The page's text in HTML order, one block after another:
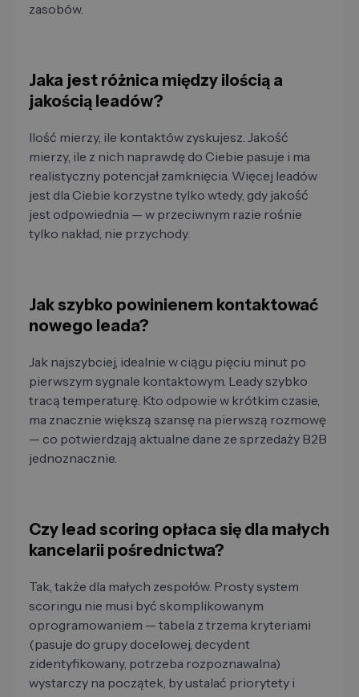
zasobów.
Jaka jest różnica między ilością a
jakością leadów?
Ilość mierzy, ile kontaktów zyskujesz. Jakość
mierzy, ile z nich naprawdę do Ciebie pasuje i ma
realistyczny potencjał zamknięcia. Więcej leadów
jest dla Ciebie korzystne tylko wtedy, gdy jakość
jest odpowiednia — w przeciwnym razie rośnie
tylko nakład, nie przychody.
Jak szybko powinienem kontaktować
nowego leada?
Jak najszybciej, idealnie w ciągu pięciu minut po
pierwszym sygnale kontaktowym. Leady szybko
tracą temperaturę. Kto odpowie w krótkim czasie,
ma znacznie większą szansę na pierwszą rozmowę
— co potwierdzają aktualne dane ze sprzedaży B2B
jednoznacznie.
Czy lead scoring opłaca się dla małych
kancelarii pośrednictwa?
Tak, także dla małych zespołów. Prosty system
scoringu nie musi być skomplikowanym
oprogramowaniem — tabela z trzema kryteriami
(pasuje do grupy docelowej, decydent
zidentyfikowany, potrzeba rozpoznawalna)
wystarczy na początek, by ustalać priorytety i